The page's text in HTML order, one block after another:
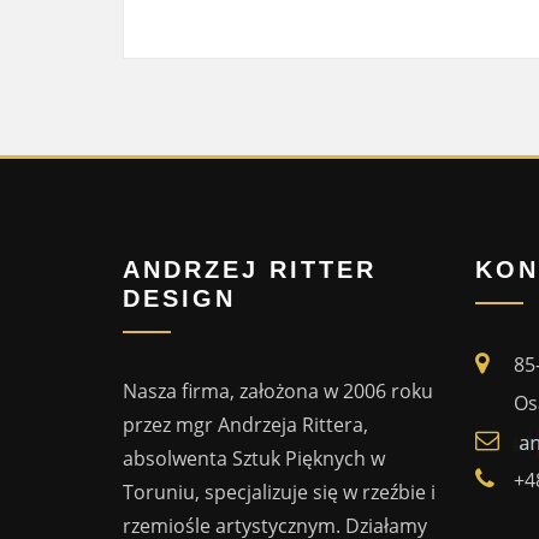
ANDRZEJ RITTER
DESIGN
Nasza firma, założona w 2006 roku
przez mgr Andrzeja Rittera,
absolwenta Sztuk Pięknych w
Toruniu, specjalizuje się w rzeźbie i
rzemiośle artystycznym. Działamy